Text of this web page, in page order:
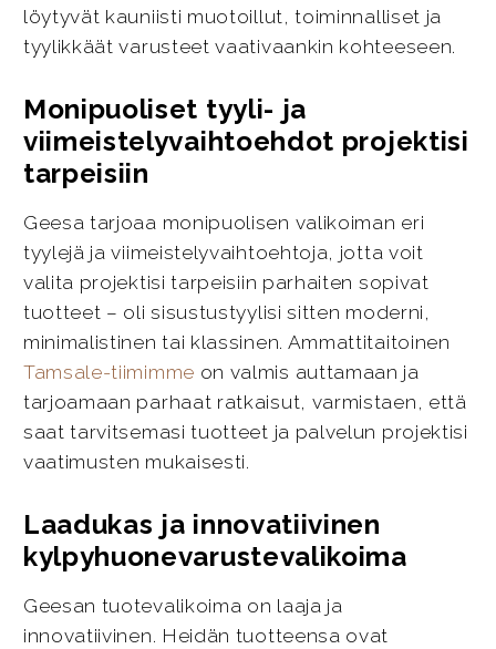
löytyvät kauniisti muotoillut, toiminnalliset ja
tyylikkäät varusteet vaativaankin kohteeseen.
Monipuoliset tyyli- ja
viimeistelyvaihtoehdot projektisi
tarpeisiin
Geesa tarjoaa monipuolisen valikoiman eri
tyylejä ja viimeistelyvaihtoehtoja, jotta voit
valita projektisi tarpeisiin parhaiten sopivat
tuotteet – oli sisustustyylisi sitten moderni,
minimalistinen tai klassinen. Ammattitaitoinen
Tamsale-tiimimme on valmis auttamaan ja
tarjoamaan parhaat ratkaisut, varmistaen, että
saat tarvitsemasi tuotteet ja palvelun projektisi
vaatimusten mukaisesti.
Laadukas ja innovatiivinen
kylpyhuonevarustevalikoima
Geesan tuotevalikoima on laaja ja
innovatiivinen. Heidän tuotteensa ovat